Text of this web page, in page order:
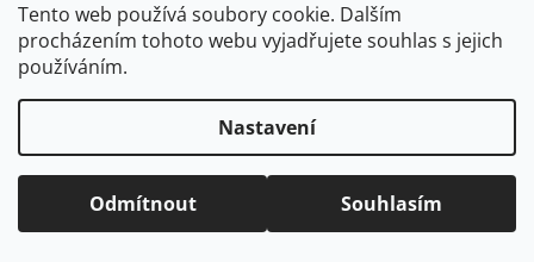
Tento web používá soubory cookie. Dalším
procházením tohoto webu vyjadřujete souhlas s jejich
používáním.
Nastavení
Odmítnout Souhlasím
1 099 Kč Do košíku
Vhodný od 2. do 5. třídy ZŠ. Červený batoh s potiskem
havajských ibišků pro všechny holky nad 125 cm.